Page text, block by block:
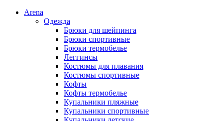
Arena
Одежда
Брюки для шейпинга
Брюки спортивные
Брюки термобелье
Леггинсы
Костюмы для плавания
Костюмы спортивные
Кофты
Кофты термобелье
Купальники пляжные
Купальники спортивные